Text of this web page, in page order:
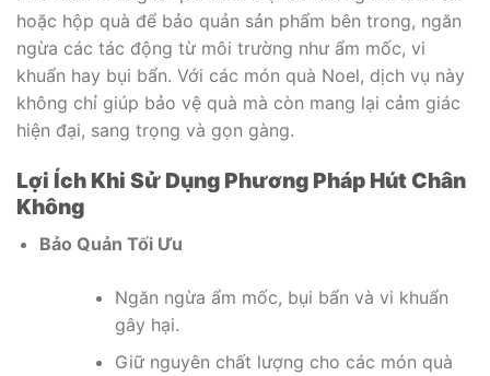
hoặc hộp quà để bảo quản sản phẩm bên trong, ngăn
ngừa các tác động từ môi trường như ẩm mốc, vi
khuẩn hay bụi bẩn. Với các món quà Noel, dịch vụ này
không chỉ giúp bảo vệ quà mà còn mang lại cảm giác
hiện đại, sang trọng và gọn gàng.
Lợi Ích Khi Sử Dụng Phương Pháp Hút Chân
Không
Bảo Quản Tối Ưu
Ngăn ngừa ẩm mốc, bụi bẩn và vi khuẩn
gây hại.
Giữ nguyên chất lượng cho các món quà